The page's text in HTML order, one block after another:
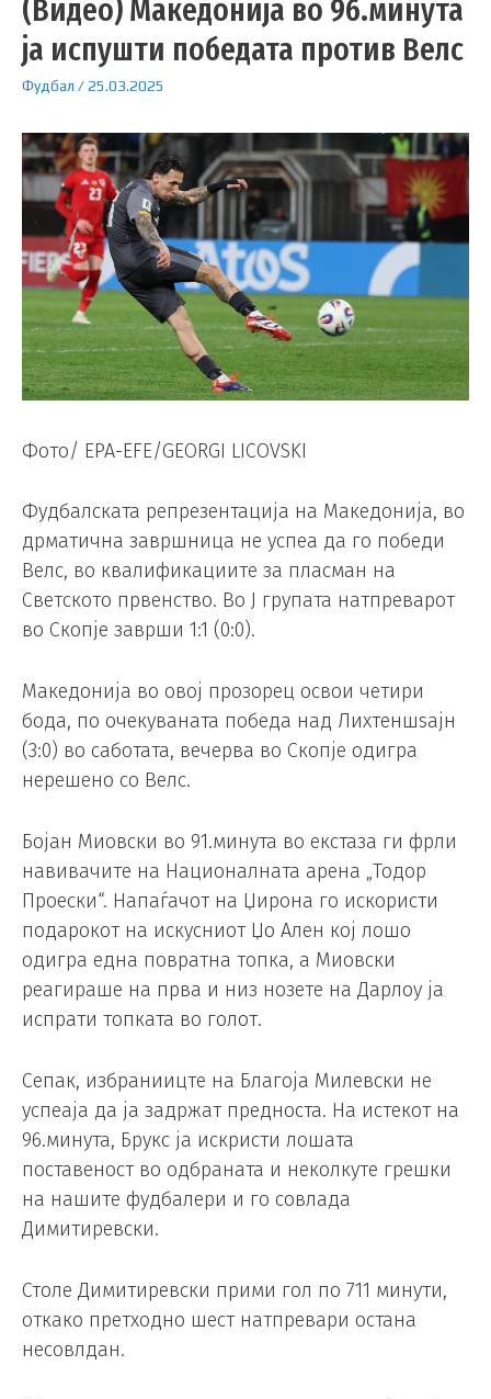
(Видео) Македонија во 96.минута
ја испушти победата против Велс
Фудбал /25.03.2025
Фото/ EPA-EFE/GEORGI LICOVSKI
Фудбалската репрезентација на Македонија, во
дрматична завршница не успеа да го победи
Велс, во квалификациите за пласман на
Светското првенство. Во Ј групата натпреварот
во Скопје заврши 1:1 (0:0).
Македонија во овој прозорец освои четири
бода, по очекуваната победа над Лихтеншѕајн
(3:0) во саботата, вечерва во Скопје одигра
нерешено со Велс.
Бојан Миовски во 91.минута во екстаза ги фрли
навивачите на Националната арена „Тодор
Проески“. Напаѓачот на Џирона го искористи
подарокот на искусниот Џо Ален кој лошо
одигра една повратна топка, а Миовски
реагираше на прва и низ нозете на Дарлоу ја
испрати топката во голот.
Сепак, избраниицте на Благоја Милевски не
успеаја да ја задржат предноста. На истекот на
96.минута, Брукс ја искристи лошата
поставеност во одбраната и неколкуте грешки
на нашите фудбалери и го совлада
Димитиревски.
Столе Димитиревски прими гол по 711 минути,
откако претходно шест натпревари остана
несовлдан.